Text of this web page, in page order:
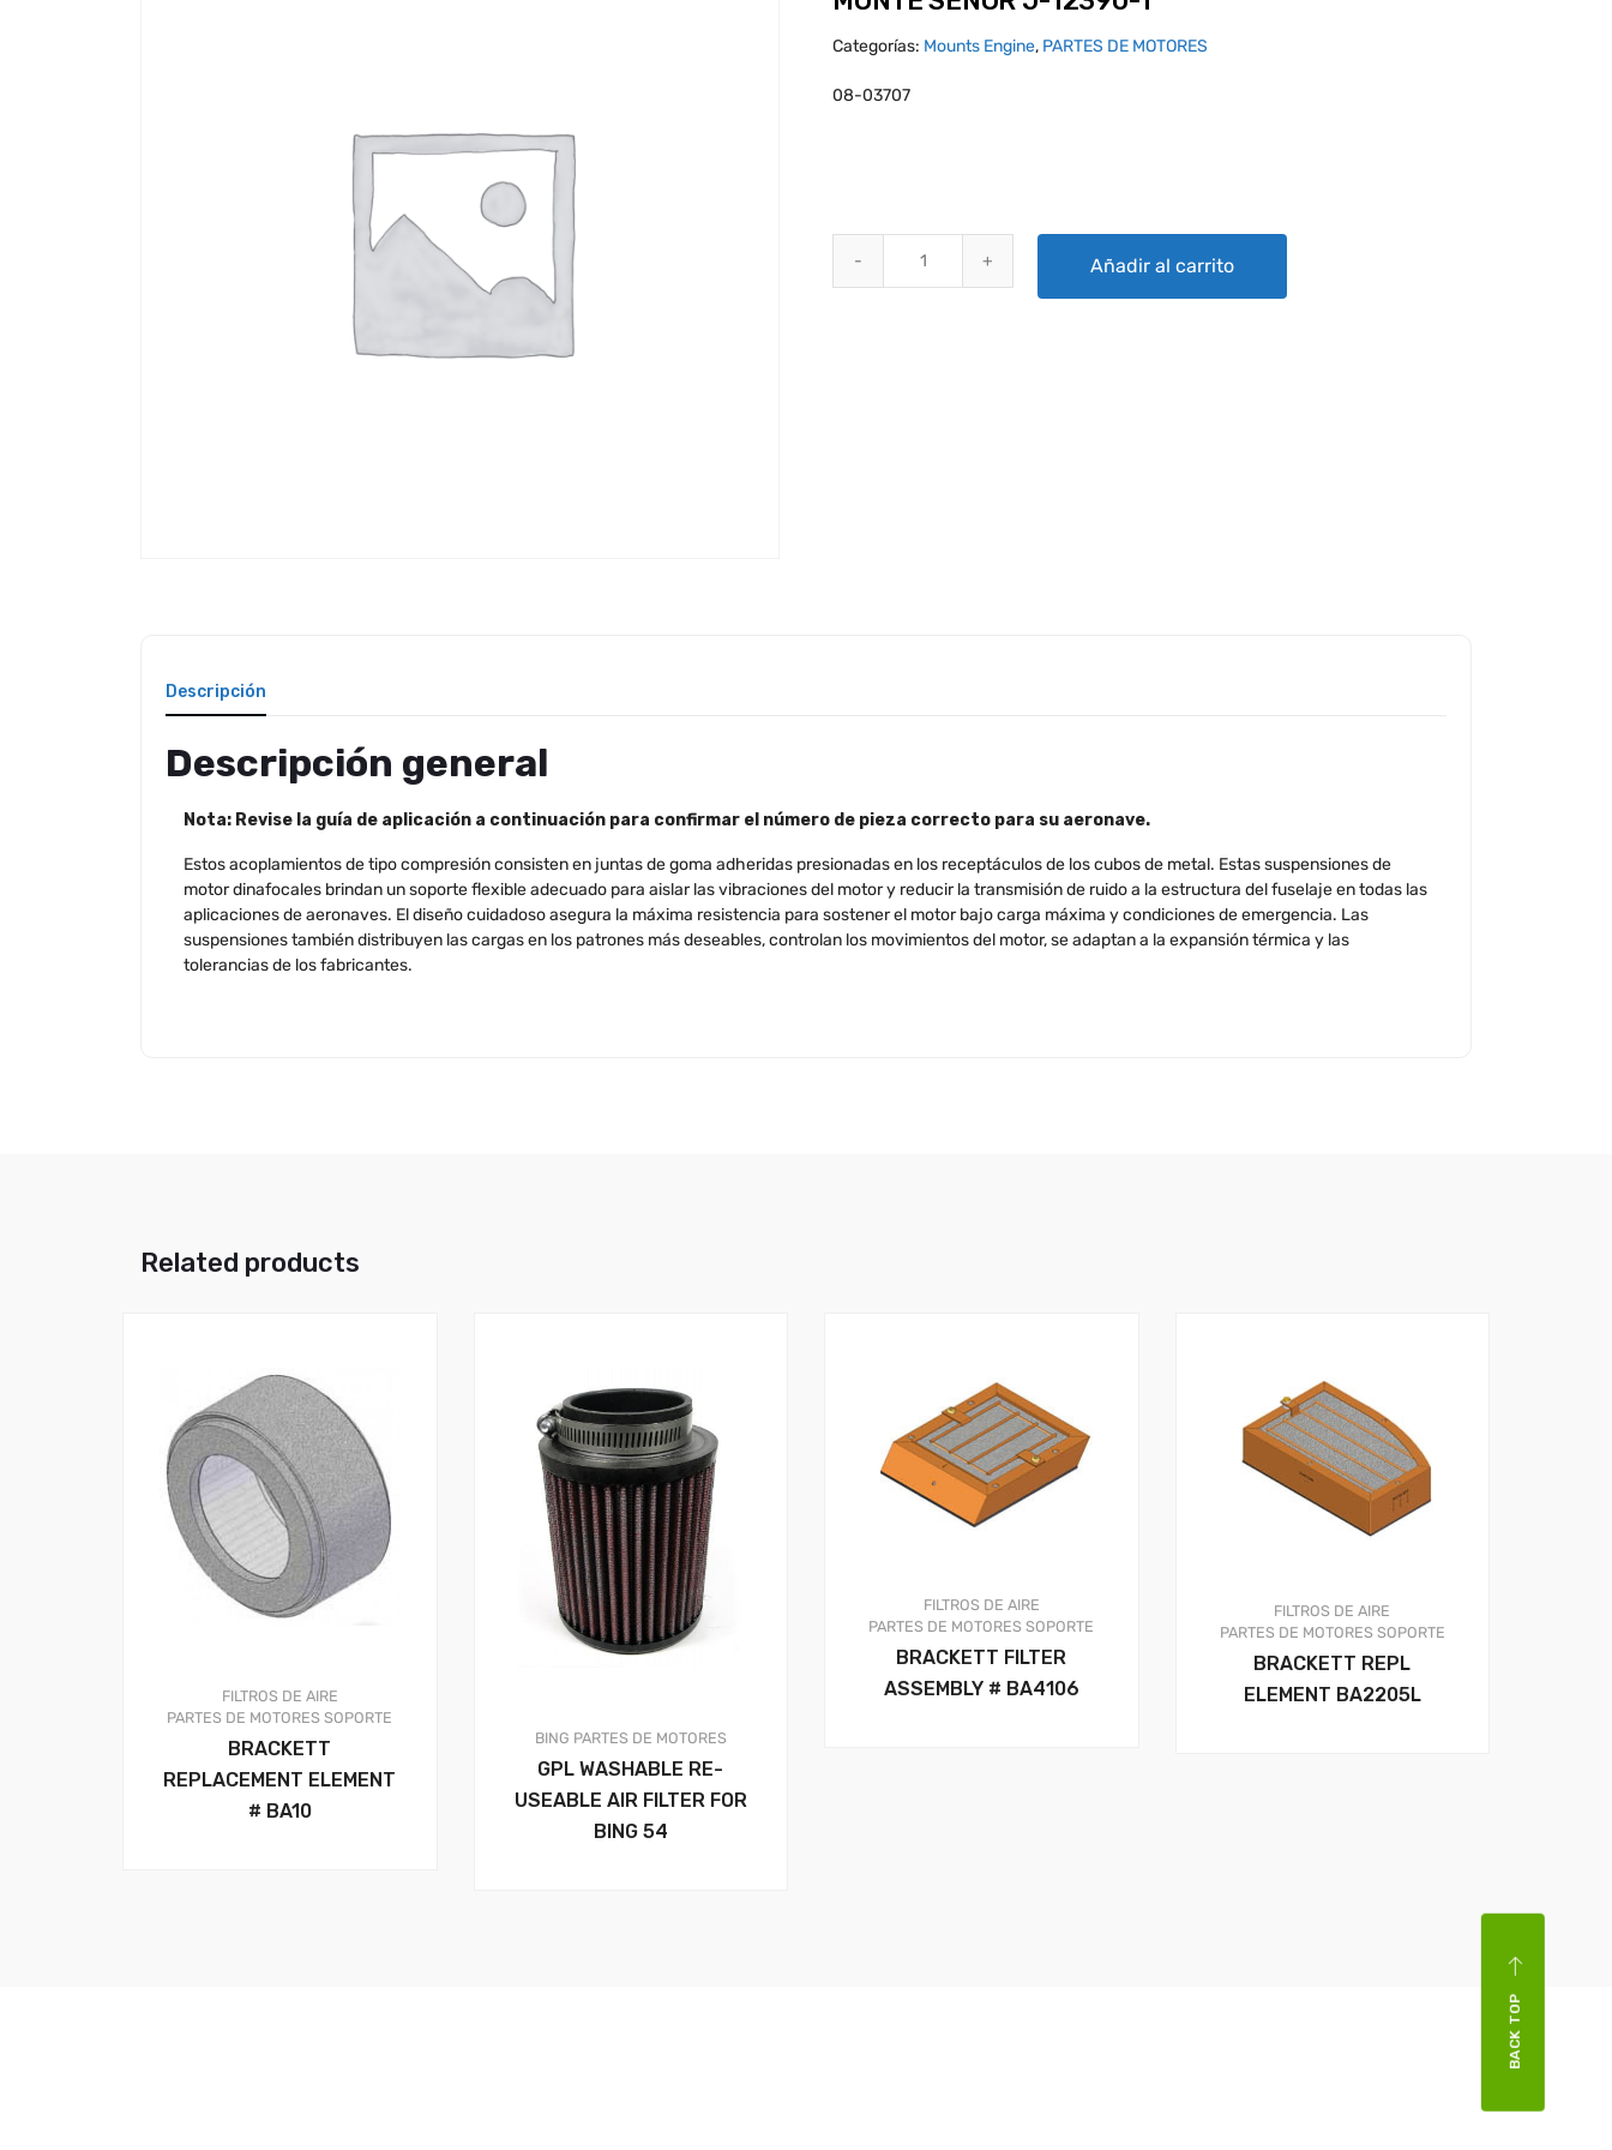
Categorías: Mounts Engine, PARTES DE MOTORES
08-03707
Añadir al carrito
Descripción
Descripción general
Nota: Revise la guía de aplicación a continuación para confirmar el número de pieza correcto para su aeronave.
Estos acoplamientos de tipo compresión consisten en juntas de goma adheridas presionadas en los receptáculos de los cubos de metal. Estas suspensiones de
motor dinafocales brindan un soporte flexible adecuado para aislar las vibraciones del motor y reducir la transmisión de ruido a la estructura del fuselaje en todas las
aplicaciones de aeronaves. El diseño cuidadoso asegura la máxima resistencia para sostener el motor bajo carga máxima y condiciones de emergencia. Las
suspensiones también distribuyen las cargas en los patrones más deseables, controlan los movimientos del motor, se adaptan a la expansión térmica y las
tolerancias de los fabricantes.
Related products
FILTROS DE AIRE
PARTES DE MOTORES SOPORTE
BRACKETT
REPLACEMENT ELEMENT
# BA10
BING PARTES DE MOTORES
GPL WASHABLE RE-
USEABLE AIR FILTER FOR
BING 54
FILTROS DE AIRE
PARTES DE MOTORES SOPORTE
BRACKETT FILTER
ASSEMBLY # BA4106
FILTROS DE AIRE
PARTES DE MOTORES SOPORTE
BRACKETT REPL
ELEMENT BA2205L
BACK TOP